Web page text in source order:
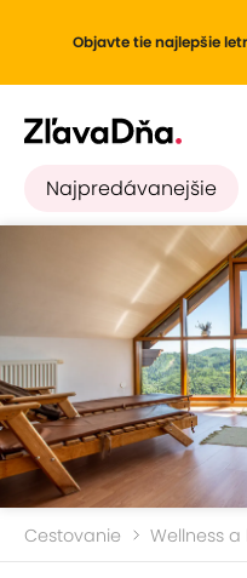
Objavte tie najlepšie
Najpredávanejšie
Cestovanie Wellness a